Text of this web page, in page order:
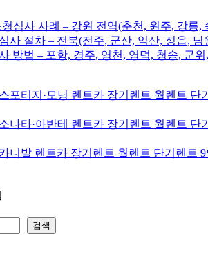
청심사 사례 – 강원 전역(춘천, 원주, 강릉
사 절차 – 전북(전주, 군산, 익산, 정읍,
방법 – 포항, 경주, 영천, 영덕, 청송, 군
포티지·모닝 렌트카 장기렌트 월렌트
나타·아반테 렌트카 장기렌트 월렌트
니발 렌트카 장기렌트 월렌트 단기렌트
검색